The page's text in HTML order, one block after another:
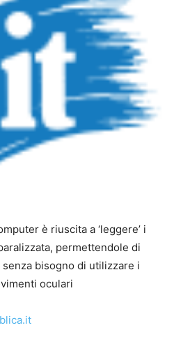
è riuscita a ‘leggere’ i
permettendole di
bisogno di utilizzare i
oculari